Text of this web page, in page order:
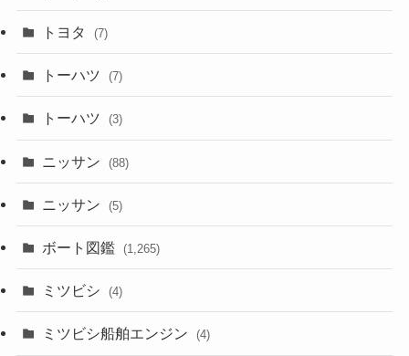
トヨタ (7)
トーハツ (7)
トーハツ (3)
ニッサン (88)
ニッサン (5)
ボート図鑑 (1,265)
ミツビシ (4)
ミツビシ船舶エンジン (4)